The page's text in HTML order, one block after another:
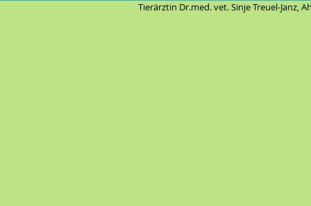
Tierärztin Dr.med. vet. Sinje Treuel-Janz,